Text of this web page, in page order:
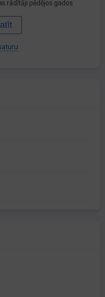
rādītāji pēdējos gados